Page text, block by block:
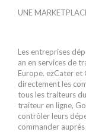
UNE
Les entreprises
an en services de
Europe. ezCater
directement les
tous les traiteurs
traiteur en ligne,
contrôler leurs
commander